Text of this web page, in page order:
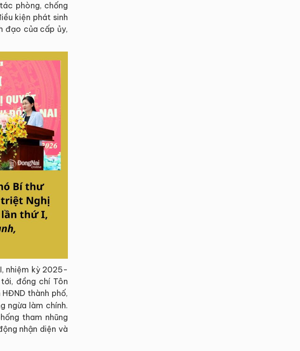
phòng, chống
kiện phát sinh
đạo của cấp ủy,
nhiệm kỳ 2025-
đồng chí Tôn
thành phố,
ngừa làm chính.
tham nhũng
nhận diện và